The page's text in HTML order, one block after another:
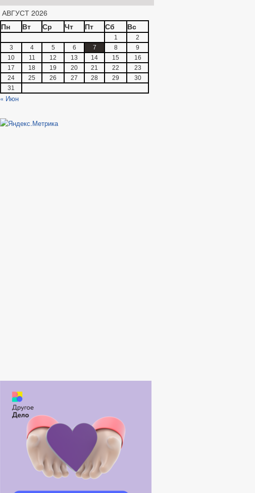
АВГУСТ 2026
Пн
Вт Ср Чт Пт Сб Вс
1
2
3
4 5 6 7 8
9
10
11 12 13 14 15
16
17
18 19 20 21 22
23
24
25 26 27 28 29
30
31
« Июн